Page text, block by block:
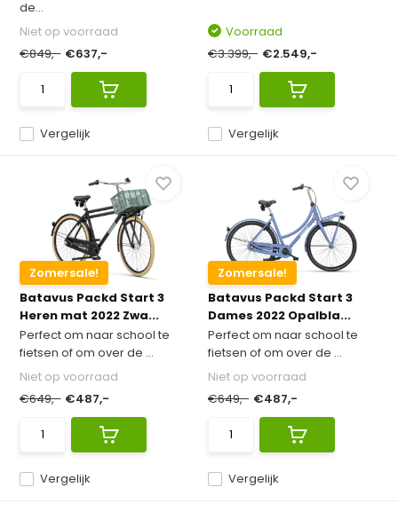
de...
Vergelijk
Niet op voorraad
€849,- €637,-
Vergelijk
Voorraad
€3.399,- €2.549,-
Zomersale!
Batavus Packd Start 3
Heren mat 2022 Zwa...
Perfect om naar school te
fietsen of om over de ...
Vergelijk
Niet op voorraad
€649,- €487,-
Zomersale!
Batavus Packd Start 3
Dames 2022 Opalbla...
Perfect om naar school te
fietsen of om over de ...
Vergelijk
Niet op voorraad
€649,- €487,-